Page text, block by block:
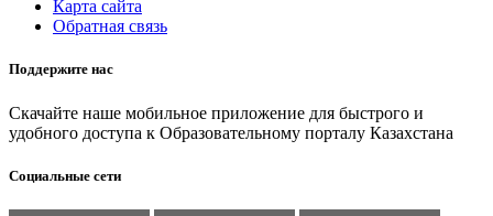
Карта сайта
Обратная связь
Поддержите нас
Скачайте наше мобильное приложение для быстрого и
удобного доступа к Образовательному порталу Казахстана
Социальные сети